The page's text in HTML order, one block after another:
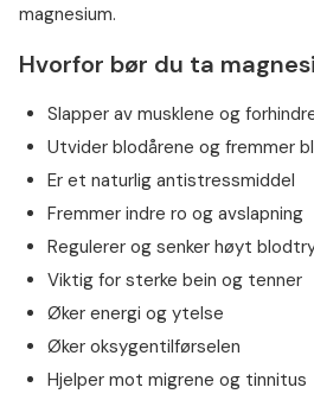
magnesium.
Hvorfor bør du ta
Slapper av musklene og
Utvider blodårene og fremmer
Er et naturlig antistressmiddel
Fremmer indre ro og avslapning
Regulerer og senker høyt
Viktig for sterke bein og tenner
Øker energi og ytelse
Øker oksygentilførselen
Hjelper mot migrene og tinnitus